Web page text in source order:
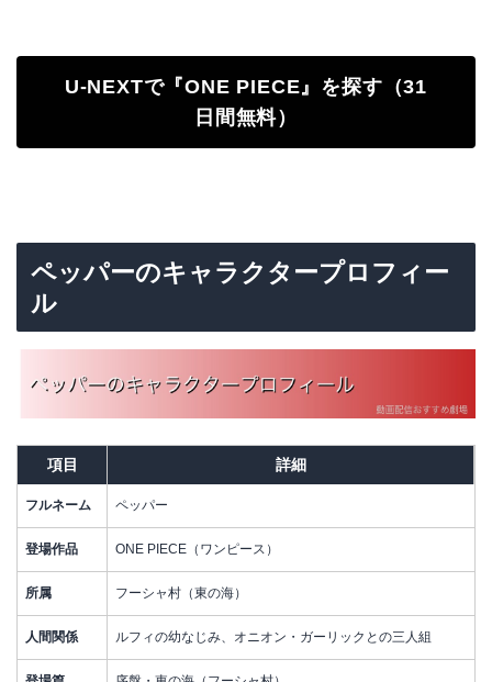
U-NEXTで『ONE PIECE』を探す（31
日間無料）
ペッパーのキャラクタープロフィー
ル
項目 詳細
フルネーム ペッパー
登場作品 ONE PIECE（ワンピース）
所属 フーシャ村（東の海）
人間関係 ルフィの幼なじみ、オニオン・ガーリックとの三人組